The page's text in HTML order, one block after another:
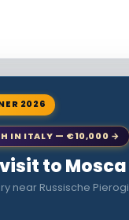
2026
IN ITALY — €10,000 →
to Mosca
near Russische Pierogi